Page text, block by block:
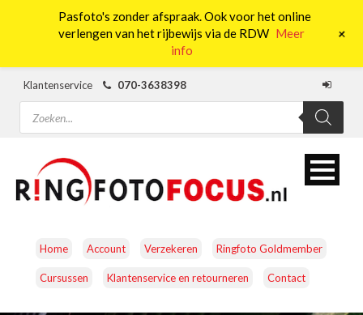
Klantenservice
070-3638398
Producten
zoeken
Home Account Verzekeren Ringfoto Goldmember
Cursussen Klantenservice en retourneren Contact
Pasfoto's zonder afspraak. Ook voor het online
verlengen van het rijbewijs via de RDW Meer
info
+